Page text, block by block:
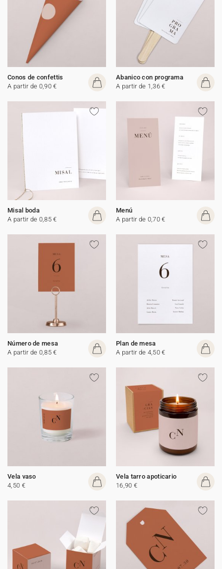
Conos de confettis
A partir de 0,90 €
Abanico con programa
A partir de 1,36 €
Misal boda
A partir de 0,85 €
Menú
A partir de 0,70 €
Número de mesa
A partir de 0,85 €
Plan de mesa
A partir de 4,50 €
Vela vaso
4,50 €
Vela tarro apoticario
16,90 €